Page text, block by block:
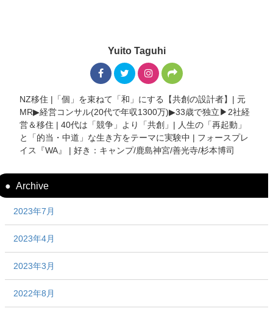
Yuito Taguhi
NZ移住 |「個」を束ねて「和」にする【共創の設計者】| 元
MR▶︎経営コンサル(20代で年収1300万)▶︎33歳で独立▶︎2社経
営＆移住 | 40代は「競争」より「共創」| 人生の「再起動」
と「的当・中道」な生き方をテーマに実験中 | フォースプレ
イス『WA』 | 好き：キャンプ/鹿島神宮/善光寺/杉本博司
Archive
2023年7月
2023年4月
2023年3月
2022年8月